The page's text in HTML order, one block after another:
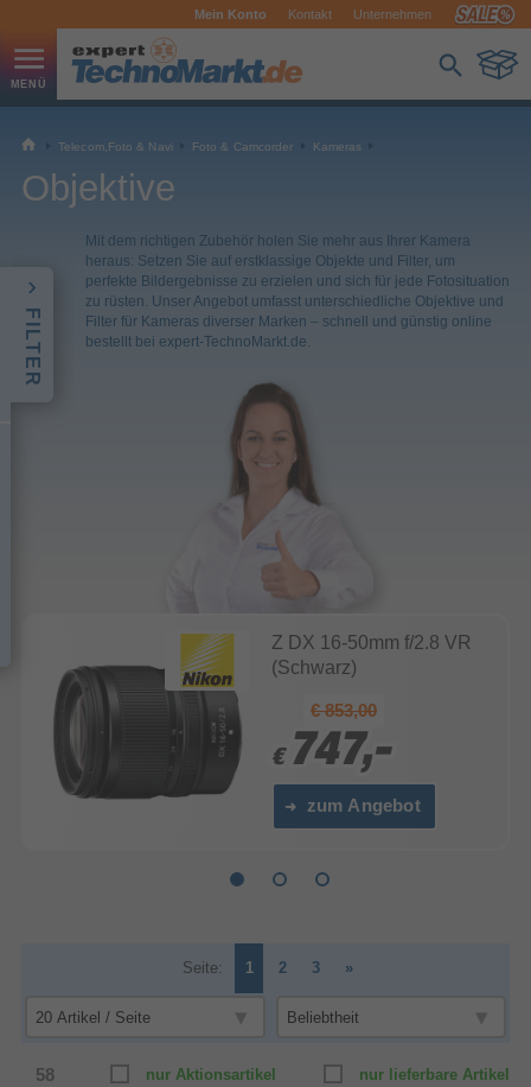
Mein Konto Kontakt Unternehmen
FILTER
Telecom,Foto & Navi Foto & Camcorder Kameras
Objektive
Mit dem richtigen Zubehör holen Sie mehr aus Ihrer Kamera
heraus: Setzen Sie auf erstklassige Objekte und Filter, um
perfekte Bildergebnisse zu erzielen und sich für jede Fotosituation
zu rüsten. Unser Angebot umfasst unterschiedliche Objektive und
Filter für Kameras diverser Marken – schnell und günstig online
bestellt bei expert-TechnoMarkt.de.
Z DX 16-50mm f/2.8 VR
(Schwarz)
€ 853,00
€ 747,-
€ 747,-
zum Angebot
Seite: 1 2 3 »
nur lieferbare Artikel
nur Aktionsartikel
58